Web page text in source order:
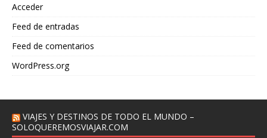
Acceder
Feed de entradas
Feed de comentarios
WordPress.org
VIAJES Y DESTINOS DE TODO EL MUNDO –
SOLOQUEREMOSVIAJAR.COM